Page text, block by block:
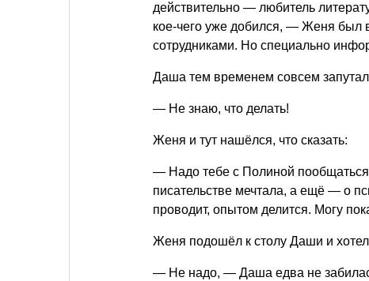
действительно — любитель
кое-чего уже добился, — Женя был
сотрудниками. Но специально
Даша тем временем совсем
— Не знаю, что делать!
Женя и тут нашёлся, что сказать:
— Надо тебе с Полиной
писательстве мечтала, а ещё — о
проводит, опытом делится. Могу
Женя подошёл к столу Даши и
— Не надо, — Даша едва не